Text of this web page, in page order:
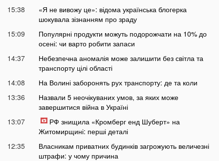
15:38
«Я не вивожу це»: відома українська блогерка
шокувала зізнанням про зраду
15:09
Популярні продукти можуть подорожчати на 10% до
осені: чи варто робити запаси
14:37
Небезпечна аномалія може залишити без світла та
транспорту цілі області
14:08
На Волині заборонять рух транспорту: де та коли
13:36
Назвали 5 неочікуваних умов, за яких може
завершитися війна в Україні
13:07
РФ знищила «Кромберг енд Шуберт» на
Житомирщині: перші деталі
12:35
Власникам приватних будинків загрожують величезні
штрафи: у чому причина